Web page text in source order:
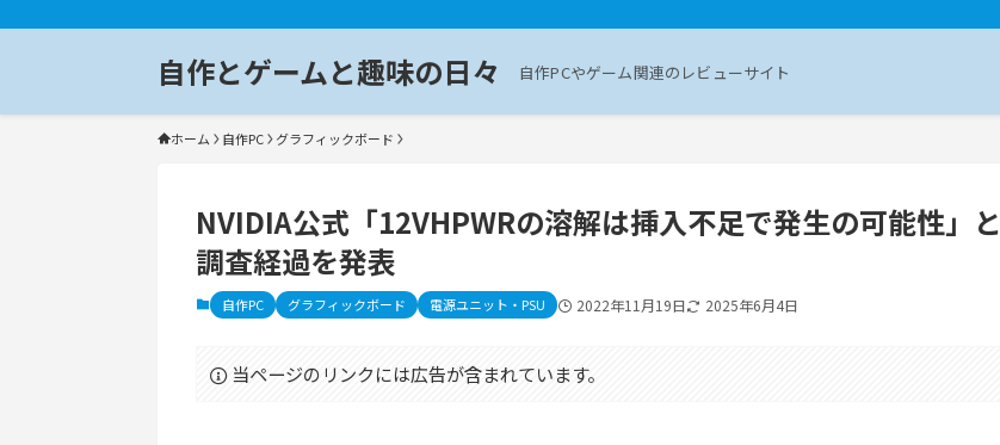
自作とゲームと趣味の日々 自作PCやゲーム関連のレビューサイト
ホーム 自作PC グラフィックボード
NVIDIA公式「12VHPWRの溶解は挿入不足で発生の可能性」と
調査経過を発表
自作PC グラフィックボード 電源ユニット・PSU 2022年11月19日 2025年6月4日
当ページのリンクには広告が含まれています。